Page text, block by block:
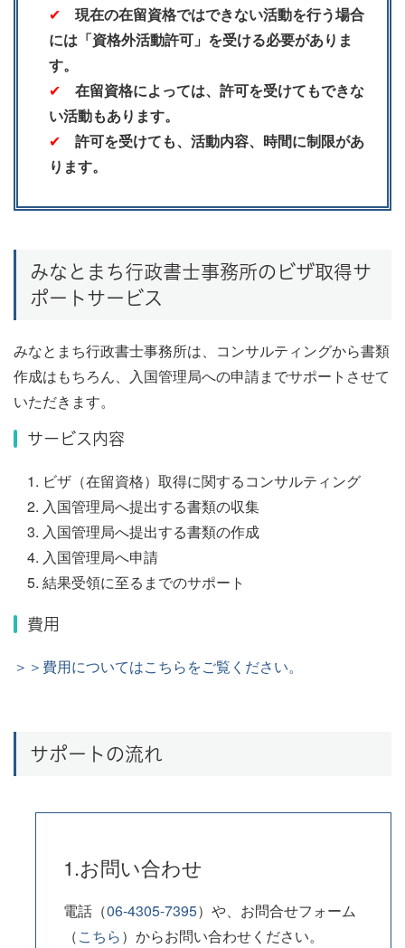
✔ 現在の在留資格ではできない活動を行う場合
には「資格外活動許可」を受ける必要がありま
す。
✔ 在留資格によっては、許可を受けてもできな
い活動もあります。
✔ 許可を受けても、活動内容、時間に制限があ
ります。
みなとまち行政書士事務所のビザ取得サ
ポートサービス
みなとまち行政書士事務所は、コンサルティングから書類
作成はもちろん、入国管理局への申請までサポートさせて
いただきます。
サービス内容
ビザ（在留資格）取得に関するコンサルティング
入国管理局へ提出する書類の収集
入国管理局へ提出する書類の作成
入国管理局へ申請
結果受領に至るまでのサポート
費用
＞＞費用についてはこちらをご覧ください。
サポートの流れ
1.お問い合わせ
電話（06-4305-7395）や、お問合せフォーム
（こちら）からお問い合わせください。